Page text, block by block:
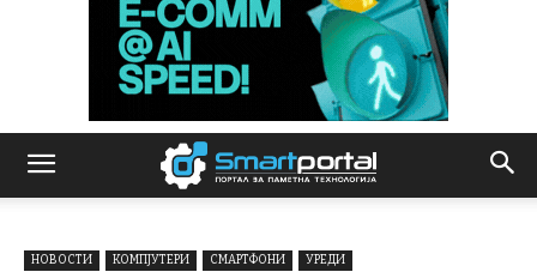
НОВОСТИ КОМПЈУТЕРИ СМАРТФОНИ УРЕДИ